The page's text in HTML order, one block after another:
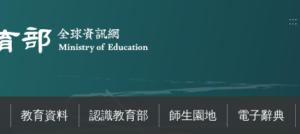
:::
教育資料 認識教育部 師生園地 電子辭典